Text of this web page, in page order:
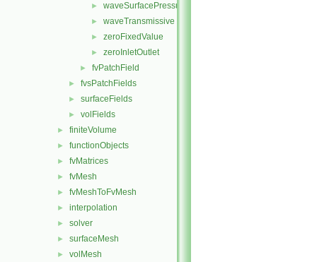
► waveSurfacePressure
► waveTransmissive
► zeroFixedValue
► zeroInletOutlet
► fvPatchField
► fvsPatchFields
► surfaceFields
► volFields
► finiteVolume
► functionObjects
► fvMatrices
► fvMesh
► fvMeshToFvMesh
► interpolation
► solver
► surfaceMesh
► volMesh